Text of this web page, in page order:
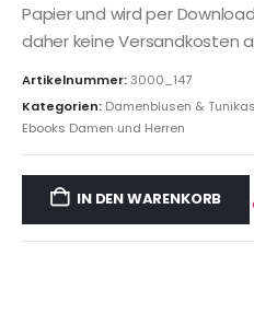
Papier und wird per
daher keine Versandkosten
Artikelnummer:3000_147
Kategorien: Damenblusen & Tunikas
Ebooks Damen und Herren
IN DEN WARENKORB